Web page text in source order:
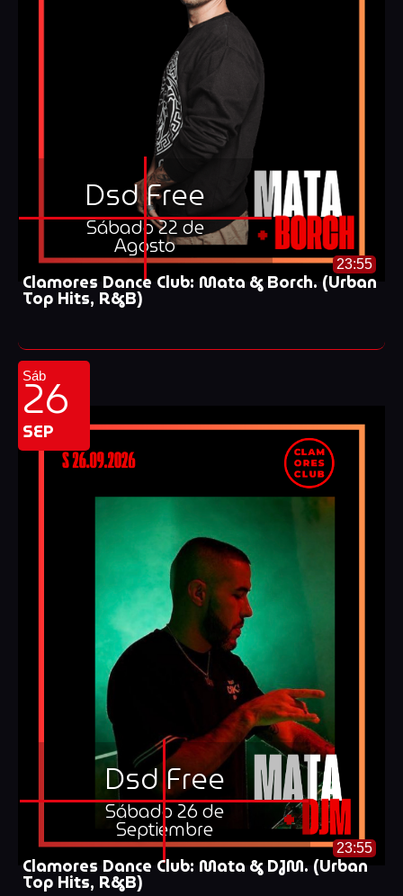
Dsd Free
Sábado 22 de
Agosto
23:55
Clamores Dance Club: Mata & Borch. (Urban
Top Hits, R&B)
Sáb
26
SEP
Dsd Free
Sábado 26 de
Septiembre
23:55
Clamores Dance Club: Mata & DJM. (Urban
Top Hits, R&B)